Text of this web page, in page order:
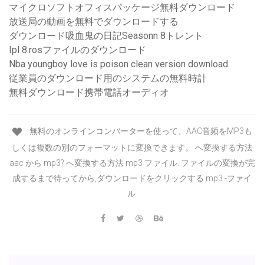
マイクロソフトオフィスパッケージ無料ダウンロード
放送局の動画を無料でダウンロードする
ダウンロード吸血鬼の日記Seasonn 8トレント
Ipl 8.rosファイルのダウンロード
Nba youngboy love is poison clean version download
従業員のダウンロード用のシステムの無料時計
無料ダウンロード携帯電話オーディオ
無料のオンラインコンバーターを使って、AAC音频をMP3も
しくは複数の別のフォーマットに変換できます。 へ変換する方法
aac から mp3? へ変換する方法 mp3 ファイル. ファイルの変換が完
成するまで待ってから,ダウンロードをクリックする mp3 -ファイ
ル